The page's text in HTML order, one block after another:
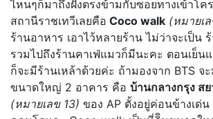
ไหนๆก็มาถึงฝั่งตรงข้ามกับซอยทางเข้าโค
สถานีราชเทวีเลยคือ Coco walk (หมายเล
ร้านอาหาร เอาไว้หลายร้าน ไม่ว่าจะเป็น
รวมไปถึงร้านคาเฟ่แมวก็มีนะคะ ตอนเย็น
ก็จะมีร้านเหล้าด้วยค่ะ ถ้ามองจาก BTS จ
ขนาดใหญ่ 2 อาคาร คือ บ้านกลางกรุง ส
(หมายเลข 13) ของ AP ตั้งอยู่ค่อนข้างเด่